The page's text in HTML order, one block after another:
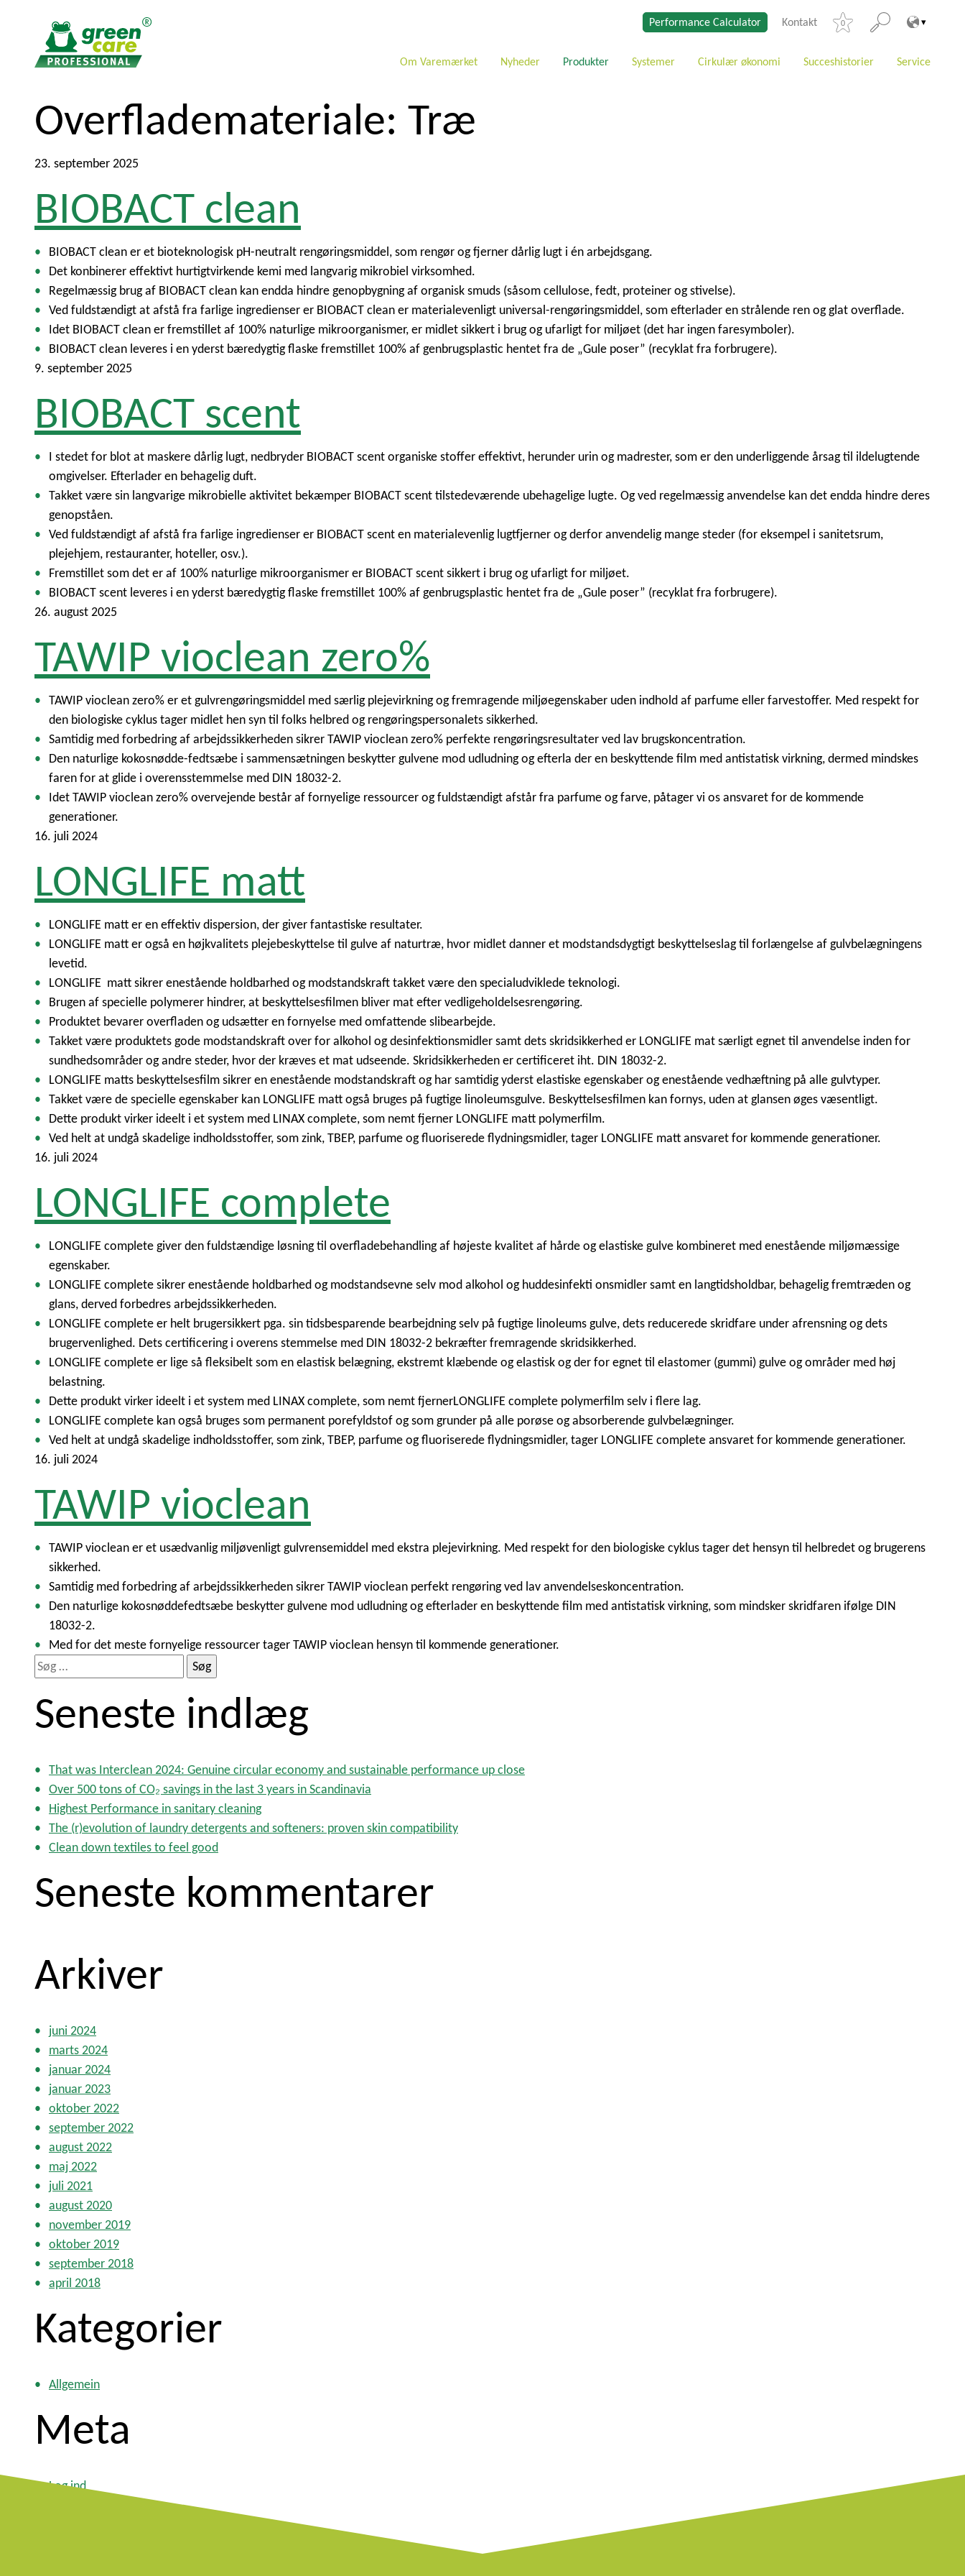
Performance Calculator Kontakt 0
Om Varemærket Nyheder Produkter Systemer Cirkulær økonomi Succeshistorier Service
Overflademateriale: Træ
23. september 2025
BIOBACT clean
BIOBACT clean er et bioteknologisk pH-neutralt rengøringsmiddel, som rengør og fjerner dårlig lugt i én arbejdsgang.
Det konbinerer effektivt hurtigtvirkende kemi med langvarig mikrobiel virksomhed.
Regelmæssig brug af BIOBACT clean kan endda hindre genopbygning af organisk smuds (såsom cellulose, fedt, proteiner og stivelse).
Ved fuldstændigt at afstå fra farlige ingredienser er BIOBACT clean er materialevenligt universal-rengøringsmiddel, som efterlader en strålende ren og glat overflade.
Idet BIOBACT clean er fremstillet af 100% naturlige mikroorganismer, er midlet sikkert i brug og ufarligt for miljøet (det har ingen faresymboler).
BIOBACT clean leveres i en yderst bæredygtig flaske fremstillet 100% af genbrugsplastic hentet fra de „Gule poser” (recyklat fra forbrugere).
9. september 2025
BIOBACT scent
I stedet for blot at maskere dårlig lugt, nedbryder BIOBACT scent organiske stoffer effektivt, herunder urin og madrester, som er den underliggende årsag til ildelugtende
omgivelser. Efterlader en behagelig duft.
Takket være sin langvarige mikrobielle aktivitet bekæmper BIOBACT scent tilstedeværende ubehagelige lugte. Og ved regelmæssig anvendelse kan det endda hindre deres
genopståen.
Ved fuldstændigt af afstå fra farlige ingredienser er BIOBACT scent en materialevenlig lugtfjerner og derfor anvendelig mange steder (for eksempel i sanitetsrum,
plejehjem, restauranter, hoteller, osv.).
Fremstillet som det er af 100% naturlige mikroorganismer er BIOBACT scent sikkert i brug og ufarligt for miljøet.
BIOBACT scent leveres i en yderst bæredygtig flaske fremstillet 100% af genbrugsplastic hentet fra de „Gule poser” (recyklat fra forbrugere).
26. august 2025
TAWIP vioclean zero%
TAWIP vioclean zero% er et gulvrengøringsmiddel med særlig plejevirkning og fremragende miljøegenskaber uden indhold af parfume eller farvestoffer. Med respekt for
den biologiske cyklus tager midlet hen syn til folks helbred og rengøringspersonalets sikkerhed.
Samtidig med forbedring af arbejdssikkerheden sikrer TAWIP vioclean zero% perfekte rengøringsresultater ved lav brugskoncentration.
Den naturlige kokosnødde-fedtsæbe i sammensætningen beskytter gulvene mod udludning og efterla der en beskyttende film med antistatisk virkning, dermed mindskes
faren for at glide i overensstemmelse med DIN 18032-2.
Idet TAWIP vioclean zero% overvejende består af fornyelige ressourcer og fuldstændigt afstår fra parfume og farve, påtager vi os ansvaret for de kommende
generationer.
16. juli 2024
LONGLIFE matt
LONGLIFE matt er en effektiv dispersion, der giver fantastiske resultater.
LONGLIFE matt er også en højkvalitets plejebeskyttelse til gulve af naturtræ, hvor midlet danner et modstandsdygtigt beskyttelseslag til forlængelse af gulvbelægningens
levetid.
LONGLIFE matt sikrer enestående holdbarhed og modstandskraft takket være den specialudviklede teknologi.
Brugen af specielle polymerer hindrer, at beskyttelsesfilmen bliver mat efter vedligeholdelsesrengøring.
Produktet bevarer overfladen og udsætter en fornyelse med omfattende slibearbejde.
Takket være produktets gode modstandskraft over for alkohol og desinfektionsmidler samt dets skridsikkerhed er LONGLIFE mat særligt egnet til anvendelse inden for
sundhedsområder og andre steder, hvor der kræves et mat udseende. Skridsikkerheden er certificeret iht. DIN 18032-2.
LONGLIFE matts beskyttelsesfilm sikrer en enestående modstandskraft og har samtidig yderst elastiske egenskaber og enestående vedhæftning på alle gulvtyper.
Takket være de specielle egenskaber kan LONGLIFE matt også bruges på fugtige linoleumsgulve. Beskyttelsesfilmen kan fornys, uden at glansen øges væsentligt.
Dette produkt virker ideelt i et system med LINAX complete, som nemt fjerner LONGLIFE matt polymerfilm.
Ved helt at undgå skadelige indholdsstoffer, som zink, TBEP, parfume og fluoriserede flydningsmidler, tager LONGLIFE matt ansvaret for kommende generationer.
16. juli 2024
LONGLIFE complete
LONGLIFE complete giver den fuldstændige løsning til overfladebehandling af højeste kvalitet af hårde og elastiske gulve kombineret med enestående miljømæssige
egenskaber.
LONGLIFE complete sikrer enestående holdbarhed og modstandsevne selv mod alkohol og huddesinfekti onsmidler samt en langtidsholdbar, behagelig fremtræden og
glans, derved forbedres arbejdssikkerheden.
LONGLIFE complete er helt brugersikkert pga. sin tidsbesparende bearbejdning selv på fugtige linoleums gulve, dets reducerede skridfare under afrensning og dets
brugervenlighed. Dets certificering i overens stemmelse med DIN 18032-2 bekræfter fremragende skridsikkerhed.
LONGLIFE complete er lige så fleksibelt som en elastisk belægning, ekstremt klæbende og elastisk og der for egnet til elastomer (gummi) gulve og områder med høj
belastning.
Dette produkt virker ideelt i et system med LINAX complete, som nemt fjernerLONGLIFE complete polymerfilm selv i flere lag.
LONGLIFE complete kan også bruges som permanent porefyldstof og som grunder på alle porøse og absorberende gulvbelægninger.
Ved helt at undgå skadelige indholdsstoffer, som zink, TBEP, parfume og fluoriserede flydningsmidler, tager LONGLIFE complete ansvaret for kommende generationer.
16. juli 2024
TAWIP vioclean
TAWIP vioclean er et usædvanlig miljøvenligt gulvrensemiddel med ekstra plejevirkning. Med respekt for den biologiske cyklus tager det hensyn til helbredet og brugerens
sikkerhed.
Samtidig med forbedring af arbejdssikkerheden sikrer TAWIP vioclean perfekt rengøring ved lav anvendelseskoncentration.
Den naturlige kokosnøddefedtsæbe beskytter gulvene mod udludning og efterlader en beskyttende film med antistatisk virkning, som mindsker skridfaren ifølge DIN
18032-2.
Med for det meste fornyelige ressourcer tager TAWIP vioclean hensyn til kommende generationer.
S
ø
g
e
Seneste indlæg
That was Interclean 2024: Genuine circular economy and sustainable performance up close
Over 500 tons of CO₂ savings in the last 3 years in Scandinavia
Highest Performance in sanitary cleaning
The (r)evolution of laundry detergents and softeners: proven skin compatibility
Clean down textiles to feel good
Seneste kommentarer
Arkiver
juni 2024
marts 2024
januar 2024
januar 2023
oktober 2022
september 2022
august 2022
maj 2022
juli 2021
august 2020
november 2019
oktober 2019
september 2018
april 2018
Kategorier
Allgemein
Meta
Log ind